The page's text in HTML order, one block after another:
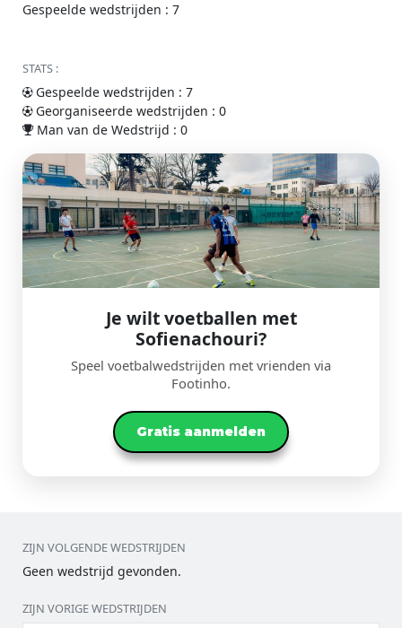
Gespeelde wedstrijden : 7
STATS :
Gespeelde wedstrijden : 7
Georganiseerde wedstrijden : 0
Man van de Wedstrijd : 0
Je wilt voetballen met
Sofienachouri?
Speel voetbalwedstrijden met vrienden via
Footinho.
Gratis aanmelden
ZIJN VOLGENDE WEDSTRIJDEN
Geen wedstrijd gevonden.
ZIJN VORIGE WEDSTRIJDEN